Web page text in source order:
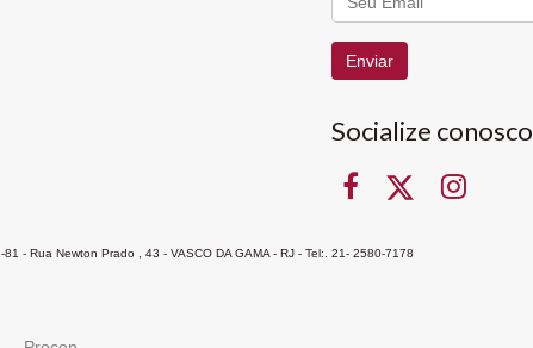
Enviar
Socialize conosco
- Rua Newton Prado , 43 - VASCO DA GAMA - RJ - Tel:. 21- 2580-7178